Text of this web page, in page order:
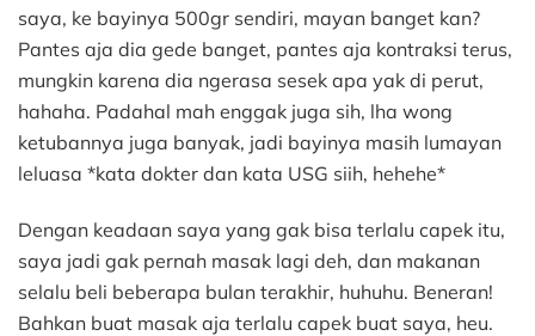
saya, ke bayinya 500gr sendiri, mayan banget kan?
Pantes aja dia gede banget, pantes aja kontraksi terus,
mungkin karena dia ngerasa sesek apa yak di perut,
hahaha. Padahal mah enggak juga sih, lha wong
ketubannya juga banyak, jadi bayinya masih lumayan
leluasa *kata dokter dan kata USG siih, hehehe*
Dengan keadaan saya yang gak bisa terlalu capek itu,
saya jadi gak pernah masak lagi deh, dan makanan
selalu beli beberapa bulan terakhir, huhuhu. Beneran!
Bahkan buat masak aja terlalu capek buat saya, heu.